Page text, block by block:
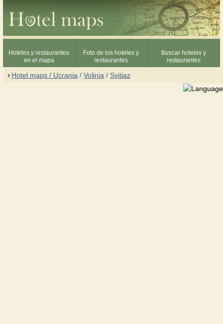
Hoteles y restaurantes
en el mapa
Foto de los hoteles y
restaurantes
Buscar hoteles y
restaurantes
Hotel maps / Ucrania / Volinia / Svitiaz